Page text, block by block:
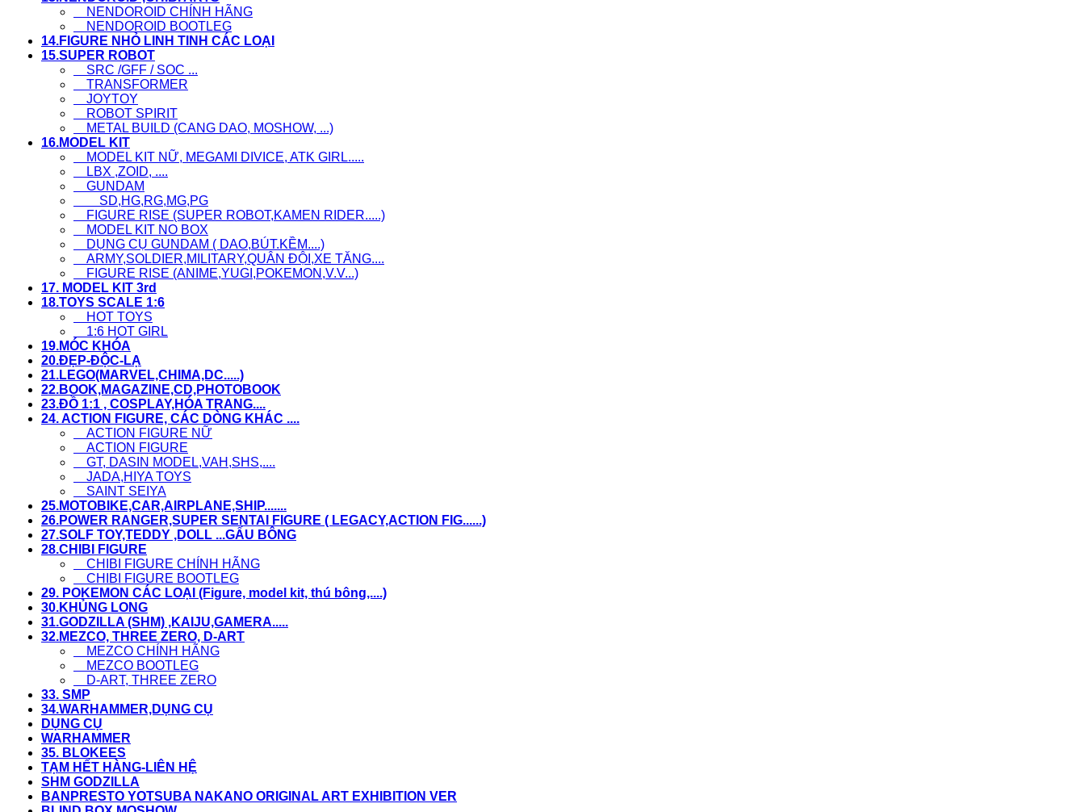
NENDOROID CHÍNH HÃNG
NENDOROID BOOTLEG
14.FIGURE NHỎ LINH TINH CÁC LOẠI
15.SUPER ROBOT
SRC /GFF / SOC ...
TRANSFORMER
JOYTOY
ROBOT SPIRIT
METAL BUILD (CANG DAO, MOSHOW, ...)
16.MODEL KIT
MODEL KIT NỮ, MEGAMI DIVICE, ATK GIRL.....
LBX ,ZOID, ....
GUNDAM
SD,HG,RG,MG,PG
FIGURE RISE (SUPER ROBOT,KAMEN RIDER.....)
MODEL KIT NO BOX
DỤNG CỤ GUNDAM ( DAO,BÚT.KỀM....)
ARMY,SOLDIER,MILITARY,QUÂN ĐỘI,XE TĂNG....
FIGURE RISE (ANIME,YUGI,POKEMON,V.V...)
17. MODEL KIT 3rd
18.TOYS SCALE 1:6
HOT TOYS
1:6 HOT GIRL
19.MÓC KHÓA
20.ĐẸP-ĐỘC-LẠ
21.LEGO(MARVEL,CHIMA,DC.....)
22.BOOK,MAGAZINE,CD,PHOTOBOOK
23.ĐỒ 1:1 , COSPLAY,HÓA TRANG....
24. ACTION FIGURE, CÁC DÒNG KHÁC ....
ACTION FIGURE NỮ
ACTION FIGURE
GT, DASIN MODEL,VAH,SHS,....
JADA,HIYA TOYS
SAINT SEIYA
25.MOTOBIKE,CAR,AIRPLANE,SHIP.......
26.POWER RANGER,SUPER SENTAI FIGURE ( LEGACY,ACTION FIG......)
27.SOLF TOY,TEDDY ,DOLL ...GẤU BÔNG
28.CHIBI FIGURE
CHIBI FIGURE CHÍNH HÃNG
CHIBI FIGURE BOOTLEG
29. POKEMON CÁC LOẠI (Figure, model kit, thú bông,....)
30.KHỦNG LONG
31.GODZILLA (SHM) ,KAIJU,GAMERA.....
32.MEZCO, THREE ZERO, D-ART
MEZCO CHÍNH HÃNG
MEZCO BOOTLEG
D-ART, THREE ZERO
33. SMP
34.WARHAMMER,DỤNG CỤ
DỤNG CỤ
WARHAMMER
35. BLOKEES
TẠM HẾT HÀNG-LIÊN HỆ
SHM GODZILLA
BANPRESTO YOTSUBA NAKANO ORIGINAL ART EXHIBITION VER